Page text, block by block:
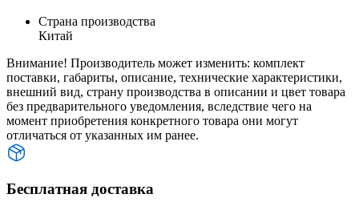
Страна производства
Китай
Внимание! Производитель может изменить: комплект
поставки, габариты, описание, технические характеристики,
внешний вид, страну производства в описании и цвет товара
без предварительного уведомления, вследствие чего на
момент приобретения конкретного товара они могут
отличаться от указанных им ранее.
Бесплатная доставка